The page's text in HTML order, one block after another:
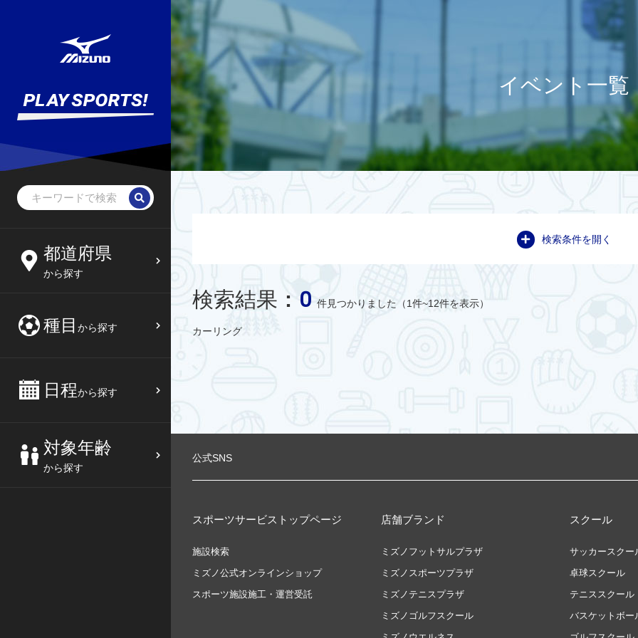
都道府県
から探す
種目 から探す
日程から探す
対象年齢
から探す
イベント一覧
検索条件を開く
検索結果 : 0 件見つかりました（1件~12件を表示）
カーリング
公式SNS
スポーツサービストップページ
施設検索
ミズノ公式オンラインショップ
スポーツ施設施工・運営受託
店舗ブランド
ミズノフットサルプラザ
ミズノスポーツプラザ
ミズノテニスプラザ
ミズノゴルフスクール
スクール
サッカースクー
卓球スクール
テニススクール
バスケットボー